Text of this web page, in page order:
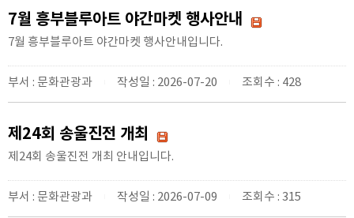
7월 흥부블루아트 야간마켓 행사안내
7월 흥부블루아트 야간마켓 행사안내입니다.
부서 : 문화관광과 작성일 : 2026-07-20 조회수 : 428
제24회 송울진전 개최
제24회 송울진전 개최 안내입니다.
부서 : 문화관광과 작성일 : 2026-07-09 조회수 : 315